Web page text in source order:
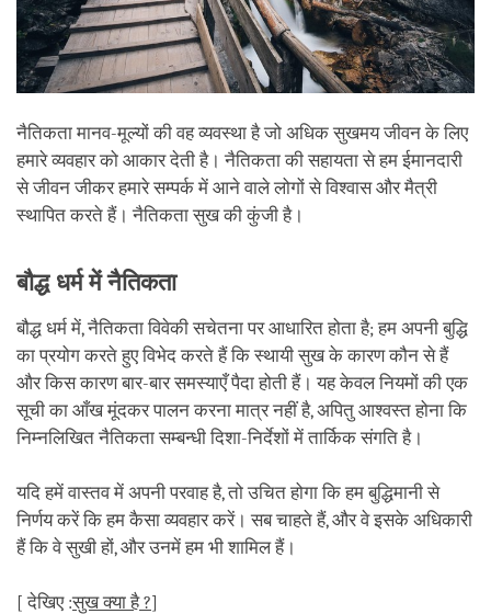
नैतिकता मानव-मूल्यों की वह व्यवस्था है जो अधिक सुखमय जीवन के लिए
हमारे व्यवहार को आकार देती है। नैतिकता की सहायता से हम ईमानदारी
से जीवन जीकर हमारे सम्पर्क में आने वाले लोगों से विश्वास और मैत्री
स्थापित करते हैं। नैतिकता सुख की कुंजी है।
बौद्ध धर्म में नैतिकता
बौद्ध धर्म में, नैतिकता विवेकी सचेतना पर आधारित होता है; हम अपनी बुद्धि
का प्रयोग करते हुए विभेद करते हैं कि स्थायी सुख के कारण कौन से हैं
और किस कारण बार-बार समस्याएँ पैदा होती हैं। यह केवल नियमों की एक
सूची का आँख मूंदकर पालन करना मात्र नहीं है, अपितु आश्वस्त होना कि
निम्नलिखित नैतिकता सम्बन्धी दिशा-निर्देशों में तार्किक संगति है।
यदि हमें वास्तव में अपनी परवाह है, तो उचित होगा कि हम बुद्धिमानी से
निर्णय करें कि हम कैसा व्यवहार करें। सब चाहते हैं, और वे इसके अधिकारी
हैं कि वे सुखी हों, और उनमें हम भी शामिल हैं।
[ देखिए :सुख क्या है ?]